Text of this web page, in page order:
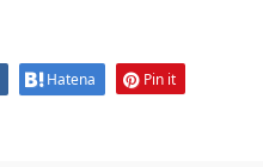
Hatena Pin it